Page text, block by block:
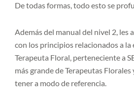
De todas formas, todo esto se
Además del manual del nivel 2, les
con los principios relacionados a
Terapeuta Floral, perteneciente a
más grande de Terapeutas Florales
tener a modo de referencia.